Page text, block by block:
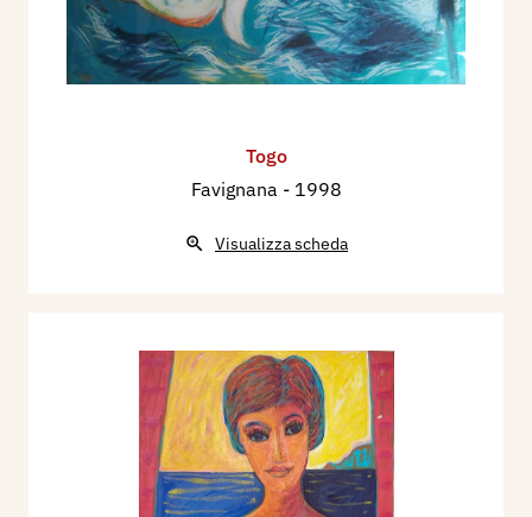
Togo
Favignana - 1998
Visualizza scheda